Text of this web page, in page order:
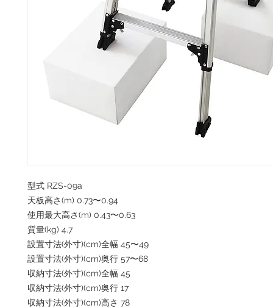
型式 RZS-09a
天板高さ(m) 0.73〜0.94
使用最大高さ(m) 0.43〜0.63
質量(kg) 4.7
設置寸法(外寸)(cm)全幅 45〜49
設置寸法(外寸)(cm)奥行 57〜68
収納寸法(外寸)(cm)全幅 45
収納寸法(外寸)(cm)奥行 17
収納寸法(外寸)(cm)高さ 78